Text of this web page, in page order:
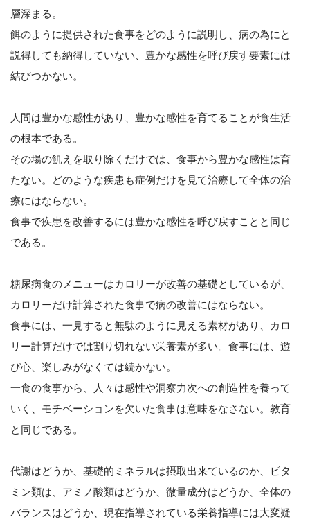
層深まる。
餌のように提供された食事をどのように説明し、病の為にと
説得しても納得していない、豊かな感性を呼び戻す要素には
結びつかない。
人間は豊かな感性があり、豊かな感性を育てることが食生活
の根本である。
その場の飢えを取り除くだけでは、食事から豊かな感性は育
たない。どのような疾患も症例だけを見て治療して全体の治
療にはならない。
食事で疾患を改善するには豊かな感性を呼び戻すことと同じ
である。
糖尿病食のメニューはカロリーが改善の基礎としているが、
カロリーだけ計算された食事で病の改善にはならない。
食事には、一見すると無駄のように見える素材があり、カロ
リー計算だけでは割り切れない栄養素が多い。食事には、遊
び心、楽しみがなくては続かない。
一食の食事から、人々は感性や洞察力次への創造性を養って
いく、モチベーションを欠いた食事は意味をなさない。教育
と同じである。
代謝はどうか、基礎的ミネラルは摂取出来ているのか、ビタ
ミン類は、アミノ酸類はどうか、微量成分はどうか、全体の
バランスはどうか、現在指導されている栄養指導には大変疑